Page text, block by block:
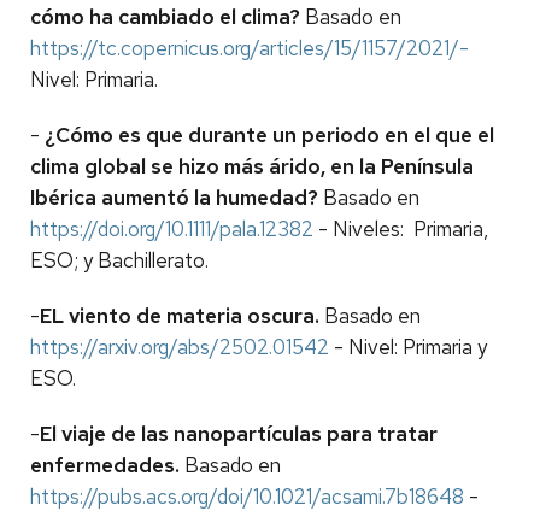
cómo ha cambiado el clima? Basado en
https://tc.copernicus.org/articles/15/1157/2021/-
Nivel: Primaria.
- ¿Cómo es que durante un periodo en el que el
clima global se hizo más árido, en la Península
Ibérica aumentó la humedad? Basado en
https://doi.org/10.1111/pala.12382 - Niveles: Primaria,
ESO; y Bachillerato.
-EL viento de materia oscura. Basado en
https://arxiv.org/abs/2502.01542 - Nivel: Primaria y
ESO.
-El viaje de las nanopartículas para tratar
enfermedades. Basado en
https://pubs.acs.org/doi/10.1021/acsami.7b18648 -